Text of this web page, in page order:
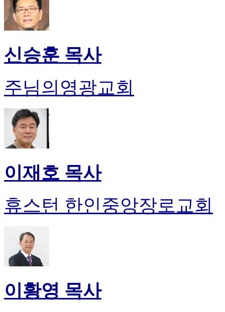
신승훈 목사
주님의영광교회
이재호 목사
휴스턴 한인중앙장로교회
이황영 목사